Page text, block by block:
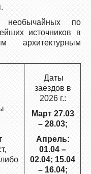
необычайных по
источников в
архитектурным
Даты
заездов в
2026 г.:
Март 27.03
– 28.03;
Апрель:
01.04 –
02.04; 15.04
– 16.04;